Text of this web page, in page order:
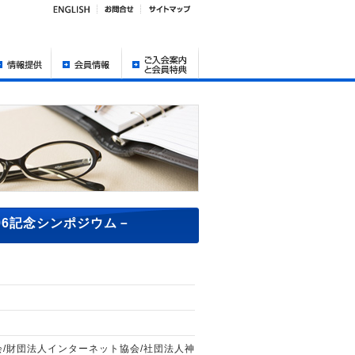
記念シンポジウム－
団法人インターネット協会/社団法人神